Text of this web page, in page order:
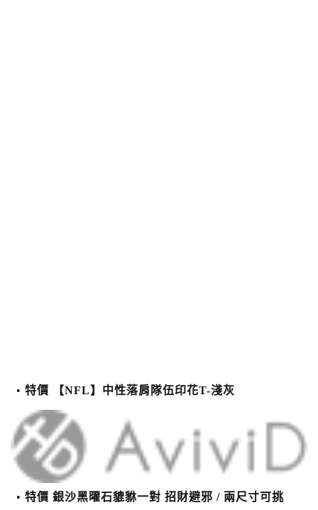
特價 【NFL】中性落肩隊伍印花T-淺灰
特價 銀沙黑曜石貔貅一對 招財避邪 / 兩尺寸可挑